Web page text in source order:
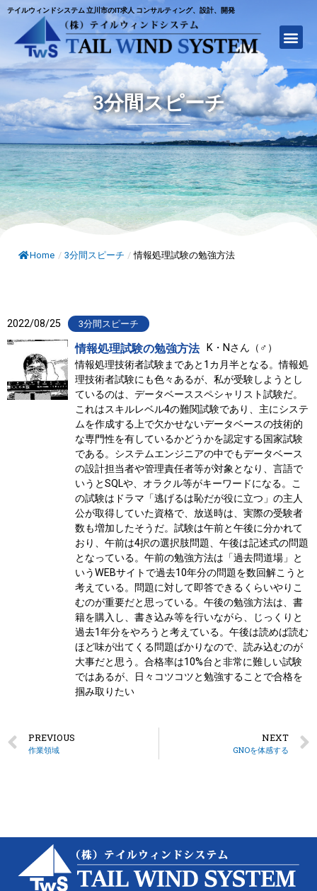
テイルウィンドシステム 立川市のIT求人 コンサルティング、設計、開発
3分間スピーチ
Home / 3分間スピーチ / 情報処理試験の勉強方法
2022/08/25 3分間スピーチ
情報処理試験の勉強方法
K・Nさん（♂）
情報処理技術者試験まであと1カ月半となる。情報処
理技術者試験にも色々あるが、私が受験しようとし
ているのは、データベーススペシャリスト試験だ。
これはスキルレベル4の難関試験であり、主にシステ
ムを作成する上で欠かせないデータベースの技術的
な専門性を有しているかどうかを認定する国家試験
である。システムエンジニアの中でもデータベース
の設計担当者や管理責任者等が対象となり、言語で
いうとSQLや、オラクル等がキーワードになる。こ
の試験はドラマ「逃げるは恥だが役に立つ」の主人
公が取得していた資格で、放送時は、実際の受験者
数も増加したそうだ。試験は午前と午後に分かれて
おり、午前は4択の選択肢問題、午後は記述式の問題
となっている。午前の勉強方法は「過去問道場」と
いうWEBサイトで過去10年分の問題を数回解こうと
考えている。問題に対して即答できるくらいやりこ
むのが重要だと思っている。午後の勉強方法は、書
籍を購入し、書き込み等を行いながら、じっくりと
過去1年分をやろうと考えている。午後は読めば読む
ほど味が出てくる問題ばかりなので、読み込むのが
大事だと思う。合格率は10%台と非常に難しい試験
ではあるが、日々コツコツと勉強することで合格を
掴み取りたい
PREVIOUS
作業領域
NEXT
GNOを体感する